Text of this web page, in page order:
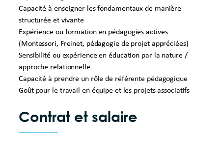
Capacité à enseigner les fondamentaux de manière
structurée et vivante
Expérience ou formation en pédagogies actives
(Montessori, Freinet, pédagogie de projet appréciées)
Sensibilité ou expérience en éducation par la nature /
approche relationnelle
Capacité à prendre un rôle de référente pédagogique
Goût pour le travail en équipe et les projets associatifs
Contrat et salaire